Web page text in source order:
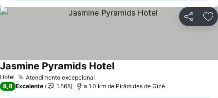
Partilhar
Hotel Atendimento excepcional
Jasmine Pyramids HotelVer preços
8,8 Excelente 1.568 a 1.0 km de Pirâmides de Gizé